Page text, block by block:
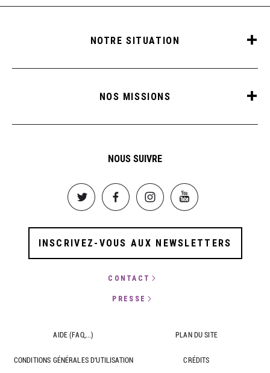
NOTRE SITUATION
NOS MISSIONS
NOUS SUIVRE
Image Image Image Image
INSCRIVEZ-VOUS AUX NEWSLETTERS
CONTACT
PRESSE
AIDE (FAQ,...) PLAN DU SITE
CONDITIONS GÉNÉRALES D'UTILISATION CRÉDITS